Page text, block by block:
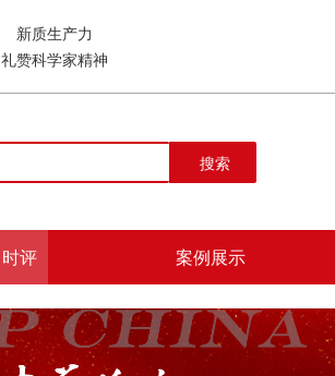
新质生产力
礼赞科学家精神
搜索
时评 案例展示